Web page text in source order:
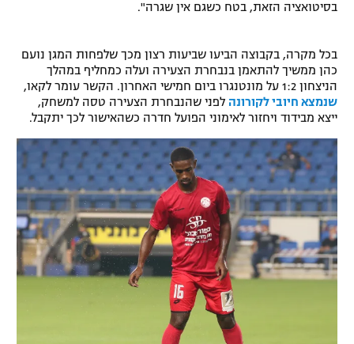
רשיון להקרנה פומבית לבית עסק
הצטרפות לחבילת הערוצים
לוח דרושים – ג'ובנט
תגיות
המגזין
בסיטואציה הזאת, בטח כשגם אין שגרה".
בכל מקרה, בקבוצה הביעו שביעות רצון מכך שלפחות המגן נועם
כהן ממשיך להתאמן בנבחרת הצעירה ועלה כמחליף במהלך
הניצחון 1:2 על מונטנגרו ביום חמישי האחרון. הקשר עומר לקאו,
שנמצא חיובי לקורונה לפני שהנבחרת הצעירה טסה למשחק,
ייצא מבידוד ויחזור לאימוני הפועל חדרה כשהאישור לכך יתקבל.